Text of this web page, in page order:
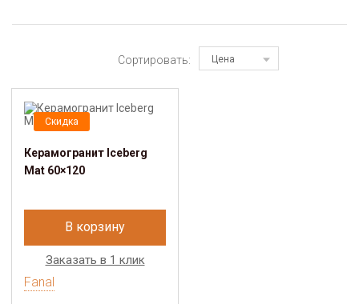
Сортировать: Цена
Скидка
Керамогранит Iceberg
Mat 60×120
В корзину
Заказать в 1 клик
Fanal